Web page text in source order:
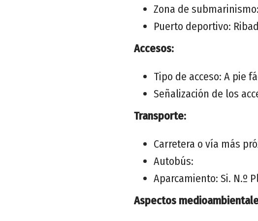
Zona de
Puerto deportivo:
Accesos:
Tipo de acceso: A pie
Señalización de los
Transporte:
Carretera o vía más
Autobús:
Aparcamiento: Si. N.º
Aspectos